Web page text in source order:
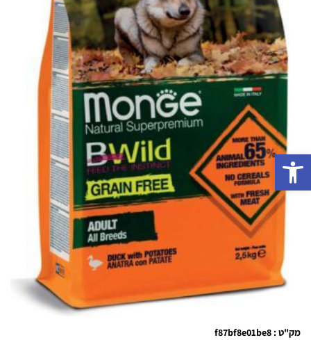
מק"ט : f87bf8e01be8
פתח סרגל נגישות